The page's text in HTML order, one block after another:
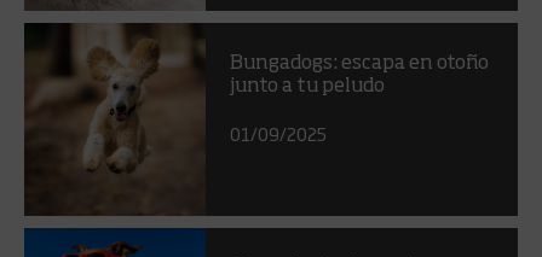
Bungadogs: escapa en otoño
junto a tu peludo
01/09/2025